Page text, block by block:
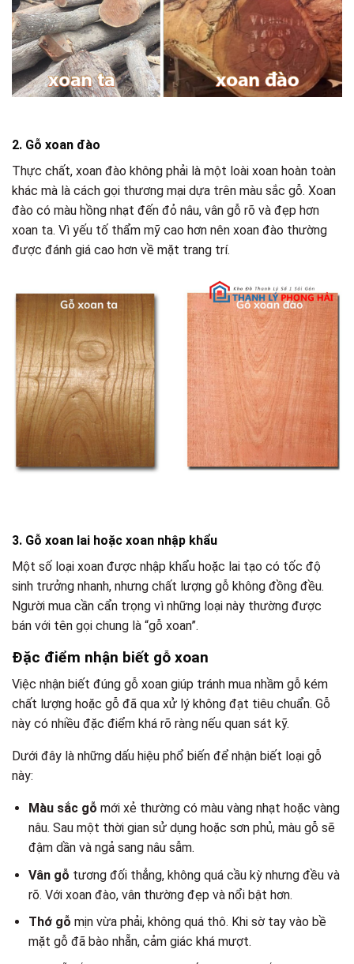
2. Gỗ xoan đào
Thực chất, xoan đào không phải là một loài xoan hoàn toàn
khác mà là cách gọi thương mại dựa trên màu sắc gỗ. Xoan
đào có màu hồng nhạt đến đỏ nâu, vân gỗ rõ và đẹp hơn
xoan ta. Vì yếu tố thẩm mỹ cao hơn nên xoan đào thường
được đánh giá cao hơn về mặt trang trí.
3. Gỗ xoan lai hoặc xoan nhập khẩu
Một số loại xoan được nhập khẩu hoặc lai tạo có tốc độ
sinh trưởng nhanh, nhưng chất lượng gỗ không đồng đều.
Người mua cần cẩn trọng vì những loại này thường được
bán với tên gọi chung là “gỗ xoan”.
Đặc điểm nhận biết gỗ xoan
Việc nhận biết đúng gỗ xoan giúp tránh mua nhầm gỗ kém
chất lượng hoặc gỗ đã qua xử lý không đạt tiêu chuẩn. Gỗ
này có nhiều đặc điểm khá rõ ràng nếu quan sát kỹ.
Dưới đây là những dấu hiệu phổ biến để nhận biết loại gỗ
này:
Màu sắc gỗ mới xẻ thường có màu vàng nhạt hoặc vàng
nâu. Sau một thời gian sử dụng hoặc sơn phủ, màu gỗ sẽ
đậm dần và ngả sang nâu sẫm.
Vân gỗ tương đối thẳng, không quá cầu kỳ nhưng đều và
rõ. Với xoan đào, vân thường đẹp và nổi bật hơn.
Thớ gỗ mịn vừa phải, không quá thô. Khi sờ tay vào bề
mặt gỗ đã bào nhẵn, cảm giác khá mượt.